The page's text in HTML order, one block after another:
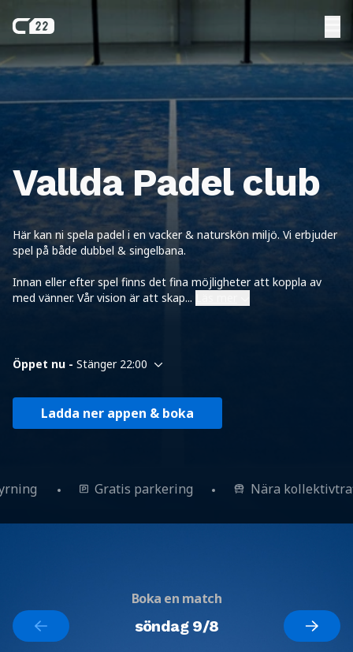
Vallda Padel club
Här kan ni spela padel i en vacker & naturskön miljö. Vi erbjuder
spel på både dubbel & singelbana.
Innan eller efter spel finns det fina möjligheter att koppla av
med vänner. Vår vision är att skap...
Öppet nu - Stänger 22:00
Ladda ner appen & boka
Gratis parkering Nära
Boka en match
söndag 9/8